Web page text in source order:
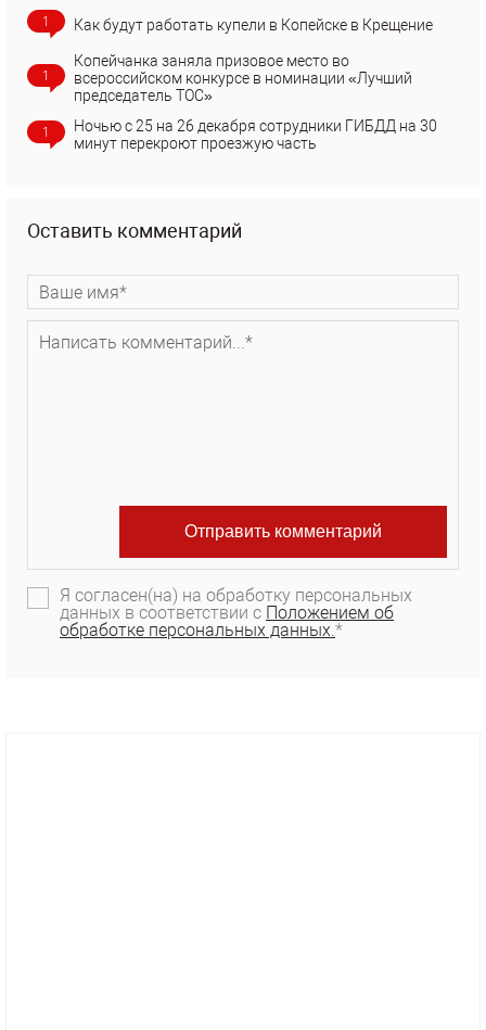
1 Как будут работать купели в Копейске в Крещение
1
Копейчанка заняла призовое место во
всероссийском конкурсе в номинации «Лучший
председатель ТОС»
1
Ночью с 25 на 26 декабря сотрудники ГИБДД на 30
минут перекроют проезжую часть
Оставить комментарий
Я согласен(на) на обработку персональных
данных в соответствии с Положением об
обработке персональных данных.*